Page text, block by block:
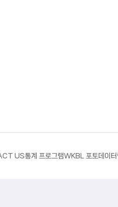
US통계 프로그램WKBL 포토데이